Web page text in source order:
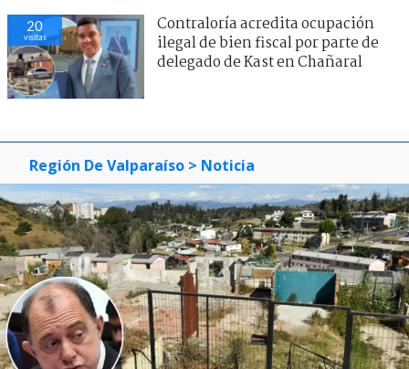
20
visitas
Contraloría acredita ocupación
ilegal de bien fiscal por parte de
delegado de Kast en Chañaral
Región De Valparaíso > Noticia